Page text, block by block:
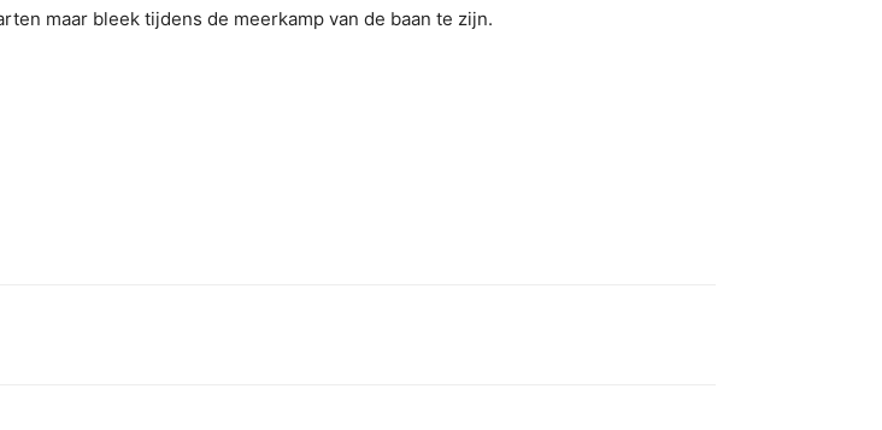
maar bleek tijdens de meerkamp van de baan te zijn.